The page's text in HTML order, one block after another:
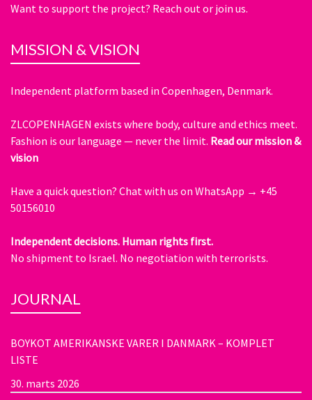
Want to support the project? Reach out or join us.
MISSION & VISION
Independent platform based in Copenhagen, Denmark.
ZLCOPENHAGEN exists where body, culture and ethics meet.
Fashion is our language — never the limit. Read our mission &
vision
Have a quick question? Chat with us on WhatsApp → +45
50156010
Independent decisions. Human rights first.
No shipment to Israel. No negotiation with terrorists.
JOURNAL
BOYKOT AMERIKANSKE VARER I DANMARK – KOMPLET
LISTE
30. marts 2026